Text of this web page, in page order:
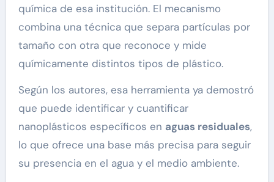
química de esa institución. El mecanismo
combina una técnica que separa partículas por
tamaño con otra que reconoce y mide
químicamente distintos tipos de plástico.
Según los autores, esa herramienta ya demostró
que puede identificar y cuantificar
nanoplásticos específicos en aguas residuales,
lo que ofrece una base más precisa para seguir
su presencia en el agua y el medio ambiente.